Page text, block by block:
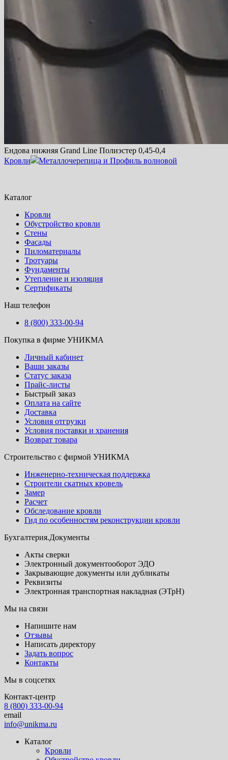
Ендова нижняя Grand Line Полиэстер 0,45-0,4
Кровли
Металлочерепица и Профиль волновой
Каталог
Кровли
Обустройство кровли
Стены
Фасады
Пиломатериалы
Тротуары
Фундаменты
Утепление и изоляция
Сертификаты
Наш телефон
8 (800) 333-00-94
Покупка в фирме УНИКМА
Личный кабинет
Ваши заказы
Статус заказа
Прайс-листы
Быстрый заказ
Оплата на сайте
Доставка
Условия отгрузки
Условия поставки и хранения
Возврат товара
Строительство с фирмой УНИКМА
Инженерно-техническая поддержка
Строители скатных кровель
Замер
Расчет
Обследование кровли
Гид по особенностям реконструкции кровли
Бухгалтерия.Документы
Акты сверки
Электронный документооборот ЭДО
Закрывающие документы или дубликаты
Реквизиты
Электронная транспортная накладная (ЭТрН)
Мы на связи
Напишите нам
Отзывы
Написать директору
Задать вопрос
Контакты
Мы в соцсетях
Контакт-центр
8 (800) 333-00-94
email
info@unikma.ru
Каталог
Кровли